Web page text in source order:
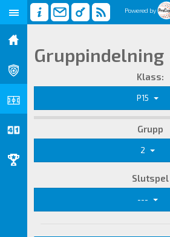
Powered by
Gruppindelning
Klass:
P15
Grupp
2
Slutspel
---